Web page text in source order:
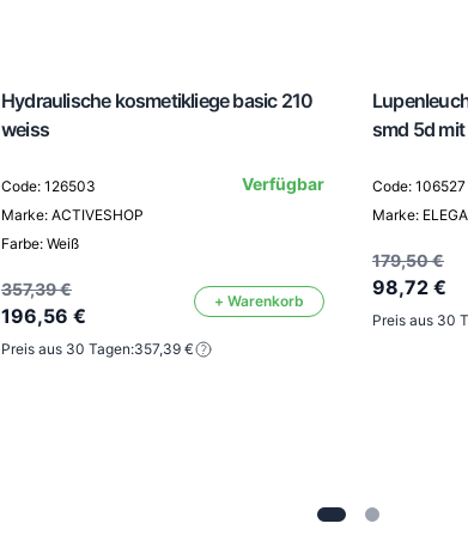
Hydraulische kosmetikliege basic 210
weiss
Code: 126503
Marke: ACTIVESHOP
Farbe: Weiß
Verfügbar
357,39 €
196,56 €
+ Warenkorb
Preis aus 30 Tagen:357,39 €
smd 5d
Code: 106527
Marke:
179,50 €
98,72 €
Preis aus 30